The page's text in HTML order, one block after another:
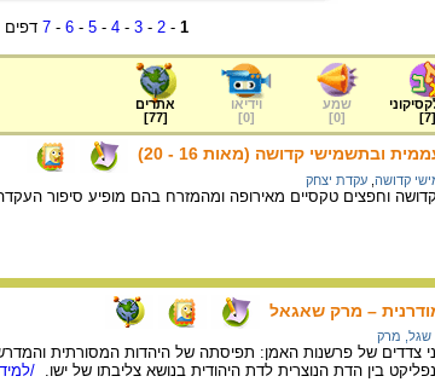
1
-
2
-
3
-
4
-
5
-
6
-
7 דפים
[
7
]
שמע
[
0
]
וידיאו
[
0
]
אתרים
[
77
]
ובתשמישי קדושה (מאות 16 - 20)
קדושה עקדת יצחק
וחפצים טקסיים מאירופה ומהמזרח בהם מופיע סיפור
– מרק שאגאל
שגל, מרק
צדדים של פרשנות האמן: תפיסתה של היהדות המסורתית
בין הדת הנוצרית לדת היהודית בנושא צליבתו של ישו.
/